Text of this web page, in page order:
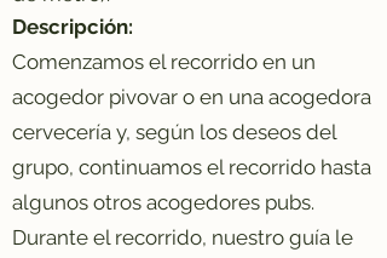
Descripción:
Comenzamos el recorrido en un
acogedor pivovar o en una acogedora
cervecería y, según los deseos del
grupo, continuamos el recorrido hasta
algunos otros acogedores pubs.
Durante el recorrido, nuestro guía le